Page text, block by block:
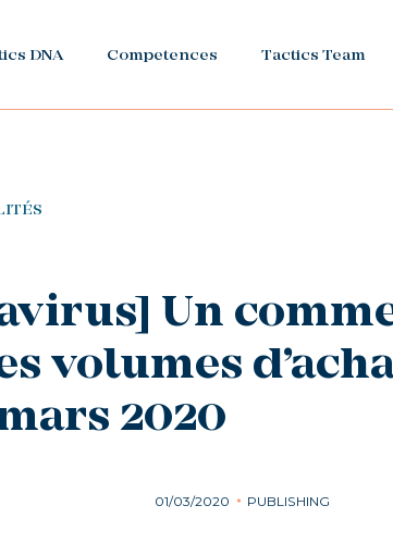
DNA Competences Tactics Team
Un
volumes
2020
01/03/2020 PUBLISHING